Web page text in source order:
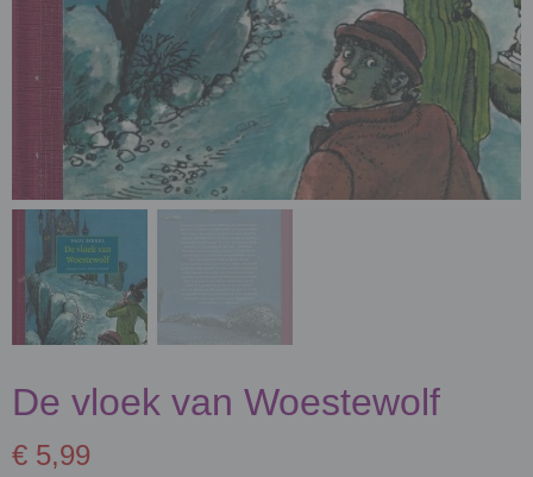
De vloek van Woestewolf
€ 5,99